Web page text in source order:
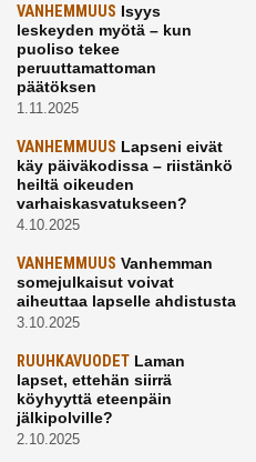
VANHEMMUUS Isyys
leskeyden myötä – kun
puoliso tekee
peruuttamattoman
päätöksen
1.11.2025
VANHEMMUUS Lapseni eivät
käy päiväkodissa – riistänkö
heiltä oikeuden
varhaiskasvatukseen?
4.10.2025
VANHEMMUUS Vanhemman
somejulkaisut voivat
aiheuttaa lapselle ahdistusta
3.10.2025
RUUHKAVUODET Laman
lapset, ettehän siirrä
köyhyyttä eteenpäin
jälkipolville?
2.10.2025